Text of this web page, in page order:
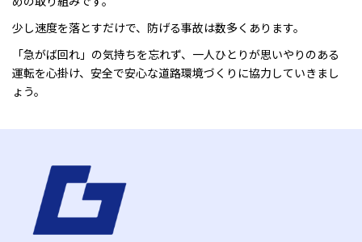
少し速度を落とすだけで、防げる事故は数多くあります。
「急がば回れ」の気持ちを忘れず、一人ひとりが思いやりのある
運転を心掛け、安全で安心な道路環境づくりに協力していきまし
ょう。